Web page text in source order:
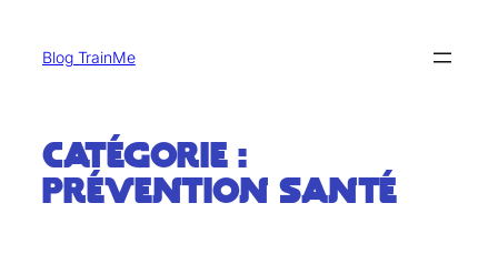
Blog TrainMe
Catégorie :
Prévention santé